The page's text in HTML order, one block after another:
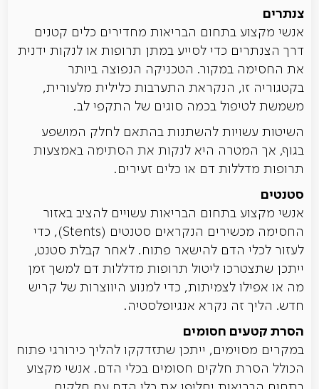
צנתרים
אנשי מקצוע בתחום הבריאות מחדירים כלים קטנים
דרך הצנתרים כדי לסייע במתן תרופות או לנקות ידנית
את החסימה במקור. הטכניקה הנפוצה ביותר
בקטגוריה זו, הנקראת התערבות כלילית מלעורית,
משמשת לטיפול בכמה סוגים של התקפי לב.
השיטות עשויות להשתנות בהתאם לחלק המושפע
בגוף, אך המטרה היא לנקות את הסתימה באמצעות
תרופות מדללות דם או כלים זעירים.
סטנטים
אנשי מקצוע בתחום הבריאות עשויים להציב באזור
החסימה מכשירים הנקראים סטנטים (Stents), כדי
לעזור לכלי הדם להישאר פתוח. לאחר קבלת סטנט,
ייתכן שתצטרכו ליטול תרופות מדללות דם למשך זמן
מה או אפילו לצמיתות, כדי למנוע היווצרות של קריש
חדש. הליך זה נקרא אנגיופלסטיה.
הסרת קטעים חסומים
במקרים מסוימים, ייתכן שתזדקקו להליך כירורגי פתוח
הכולל הסרת חלקים חסומים בכלי הדם. אנשי מקצוע